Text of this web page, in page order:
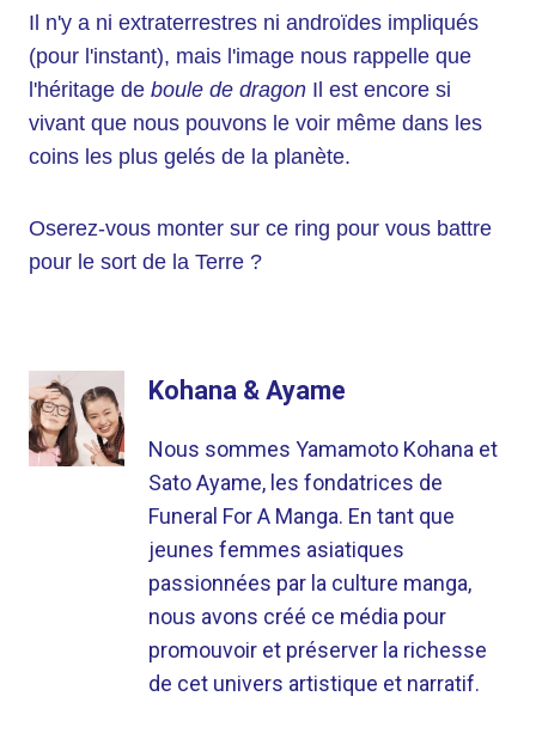
Il n'y a ni extraterrestres ni androïdes impliqués
(pour l'instant), mais l'image nous rappelle que
l'héritage de boule de dragon Il est encore si
vivant que nous pouvons le voir même dans les
coins les plus gelés de la planète.
Oserez-vous monter sur ce ring pour vous battre
pour le sort de la Terre ?
Kohana & Ayame
Nous sommes Yamamoto Kohana et
Sato Ayame, les fondatrices de
Funeral For A Manga. En tant que
jeunes femmes asiatiques
passionnées par la culture manga,
nous avons créé ce média pour
promouvoir et préserver la richesse
de cet univers artistique et narratif.